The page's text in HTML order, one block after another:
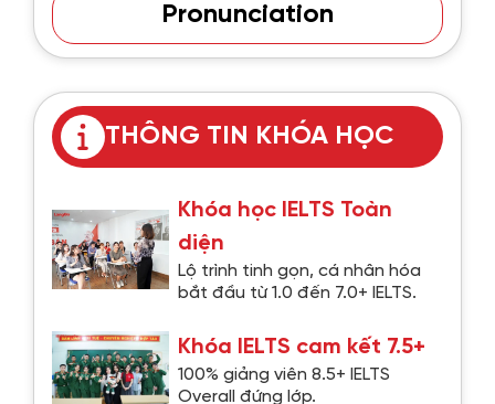
Pronunciation
THÔNG TIN KHÓA HỌC
Khóa học IELTS Toàn
diện
Lộ trình tinh gọn, cá nhân hóa
bắt đầu từ 1.0 đến 7.0+ IELTS.
Khóa IELTS cam kết 7.5+
100% giảng viên 8.5+ IELTS
Overall đứng lớp.